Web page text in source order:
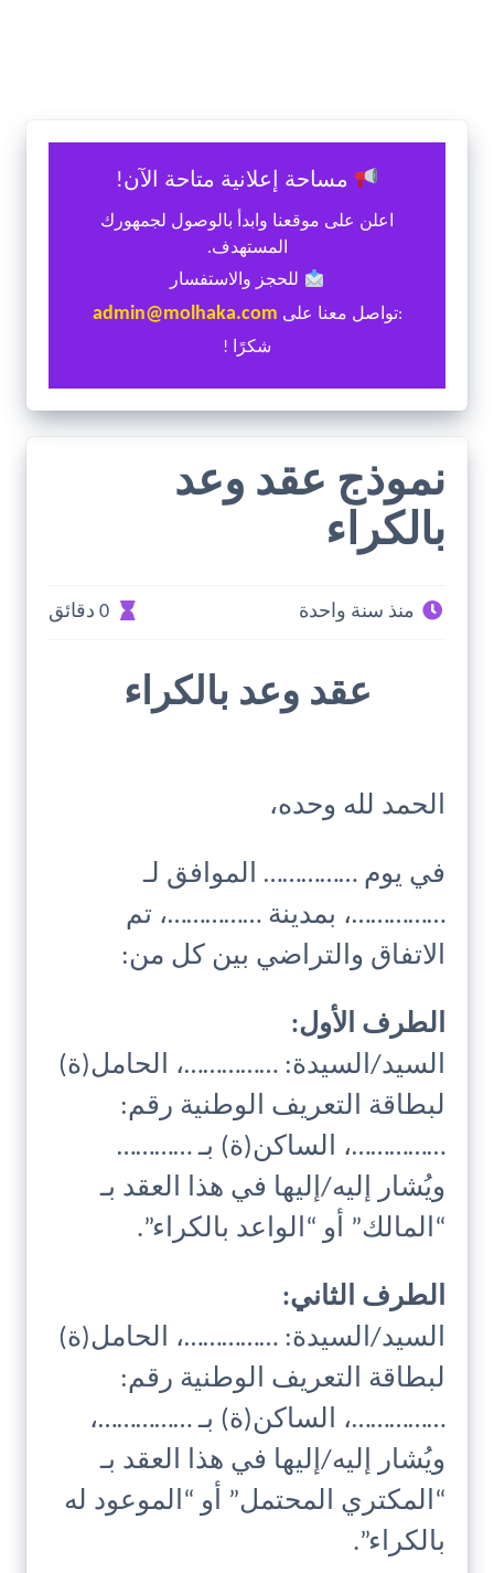
مساحة إعلانية متاحة الآن!
اعلن على موقعنا وابدأ بالوصول لجمهورك
المستهدف.
للحجز والاستفسار
:تواصل معنا على admin@molhaka.com
شكرًا !
نموذج عقد وعد
بالكراء
منذ سنة واحدة 0 دقائق
عقد وعد بالكراء
الحمد لله وحده،
في يوم …………… الموافق لـ
……………، بمدينة ……………، تم
الاتفاق والتراضي بين كل من:
الطرف الأول:
السيد/السيدة: ……………، الحامل(ة)
لبطاقة التعريف الوطنية رقم:
……………، الساكن(ة) بـ …………
ويُشار إليه/إليها في هذا العقد بـ
“المالك” أو “الواعد بالكراء”.
الطرف الثاني:
السيد/السيدة: ……………، الحامل(ة)
لبطاقة التعريف الوطنية رقم:
……………، الساكن(ة) بـ ……………،
ويُشار إليه/إليها في هذا العقد بـ
“المكتري المحتمل” أو “الموعود له
بالكراء”.